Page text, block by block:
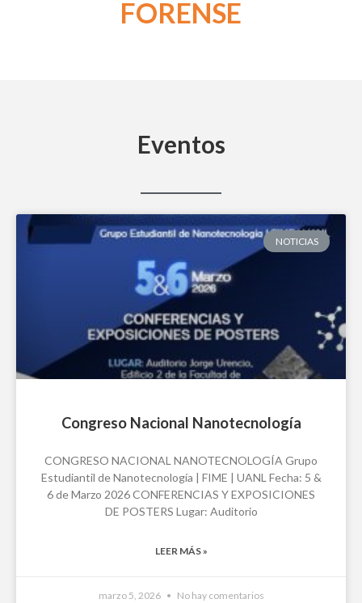
FORENSE
Eventos
NOTICIAS
Congreso Nacional Nanotecnología
CONGRESO NACIONAL NANOTECNOLOGÍA Grupo
Estudiantil de Nanotecnología | FIME | UANL Fecha: 5 &
6 de Marzo 2026 CONFERENCIAS Y EXPOSICIONES
DE POSTERS Lugar: Auditorio
LEER MÁS »
marzo 5, 2026 No hay comentarios